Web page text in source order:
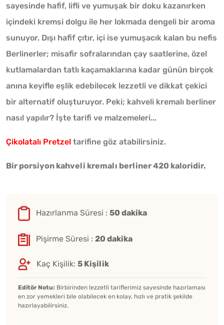
sayesinde hafif, lifli ve yumuşak bir doku kazanırken
içindeki kremsi dolgu ile her lokmada dengeli bir aroma
sunuyor. Dışı hafif çıtır, içi ise yumuşacık kalan bu nefis
Berlinerler; misafir sofralarından çay saatlerine, özel
kutlamalardan tatlı kaçamaklarına kadar günün birçok
anına keyifle eşlik edebilecek lezzetli ve dikkat çekici
bir alternatif oluşturuyor. Peki; kahveli kremalı berliner
nasıl yapılır? İşte tarifi ve malzemeleri...
Çikolatalı Pretzel tarifine göz atabilirsiniz.
Bir porsiyon kahveli kremalı berliner 420 kaloridir.
Hazırlanma Süresi : 50 dakika
Pişirme Süresi : 20 dakika
Kaç Kişilik: 5 Kişilik
Editör Notu: Birbirinden lezzetli tariflerimiz sayesinde hazırlaması
en zor yemekleri bile olabilecek en kolay, hızlı ve pratik şekilde
hazırlayabilirsiniz.